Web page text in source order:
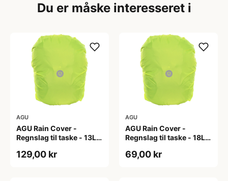
Du er måske interesseret i
AGU
AGU Rain Cover -
Regnslag til taske - 13L -
129,00 kr
AGU
AGU Rain Cover -
Regnslag til taske - 18L -
69,00 kr